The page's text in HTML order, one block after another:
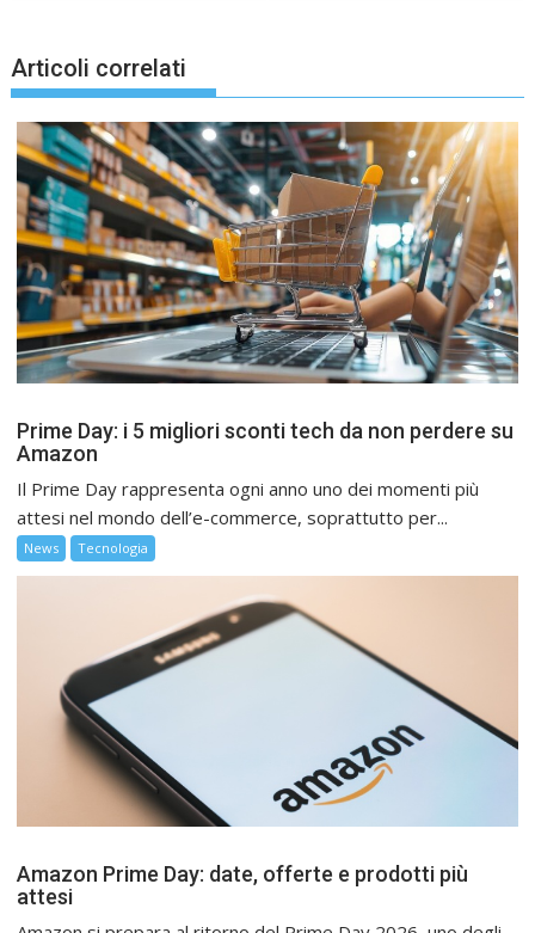
Articoli correlati
Prime Day: i 5 migliori sconti tech da non perdere su
Amazon
Il Prime Day rappresenta ogni anno uno dei momenti più
attesi nel mondo dell’e-commerce, soprattutto per...
News Tecnologia
Amazon Prime Day: date, offerte e prodotti più
attesi